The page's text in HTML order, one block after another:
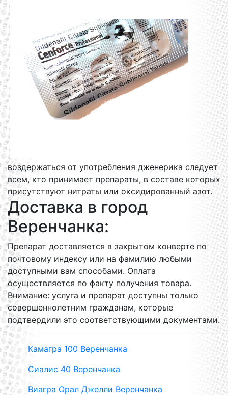
воздержаться от употребления дженерика следует
всем, кто принимает препараты, в составе которых
присутствуют нитраты или оксидированный азот.
Доставка в город
Веренчанка:
Препарат доставляется в закрытом конверте по
почтовому индексу или на фамилию любыми
доступными вам способами. Оплата
осуществляется по факту получения товара.
Внимание: услуга и препарат доступны только
совершеннолетним гражданам, которые
подтвердили это соответствующими документами.
Камагра 100 Веренчанка
Сиалис 40 Веренчанка
Виагра Орал Джелли Веренчанка